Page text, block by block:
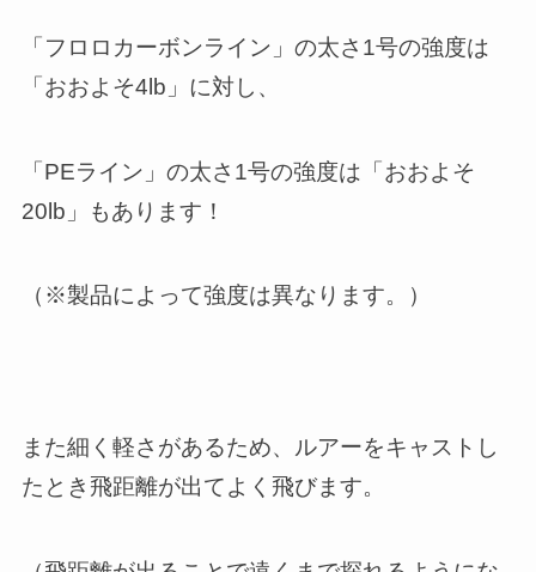
「フロロカーボンライン」の太さ1号の強度は
「おおよそ4lb」に対し、
「PEライン」の太さ1号の強度は「おおよそ
20lb」もあります！
（※製品によって強度は異なります。）
また細く軽さがあるため、ルアーをキャストし
たとき飛距離が出てよく飛びます。